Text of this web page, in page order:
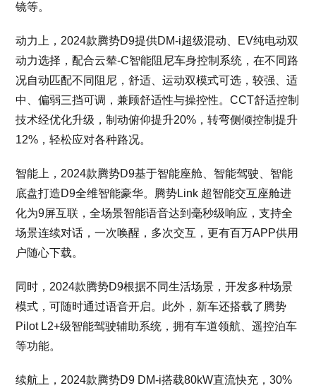
镜等。
动力上，2024款腾势D9提供DM-i超级混动、EV纯电动双
动力选择，配合云辇-C智能阻尼车身控制系统，在不同路
况自动匹配不同阻尼，舒适、运动双模式可选，较强、适
中、偏弱三挡可调，兼顾舒适性与操控性。CCT舒适控制
技术经优化升级，制动俯仰提升20%，转弯侧倾控制提升
12%，轻松应对各种路况。
智能上，2024款腾势D9基于智能座舱、智能驾驶、智能
底盘打造D9全维智能豪华。腾势Link 超智能交互座舱进
化为9屏互联，全场景智能语音达到毫秒级响应，支持全
场景连续对话，一次唤醒，多次交互，更有百万APP供用
户随心下载。
同时，2024款腾势D9根据不同生活场景，开发多种场景
模式，可随时通过语音开启。此外，新车还搭载了腾势
Pilot L2+级智能驾驶辅助系统，拥有车道领航、遥控泊车
等功能。
续航上，2024款腾势D9 DM-i搭载80kW直流快充，30%